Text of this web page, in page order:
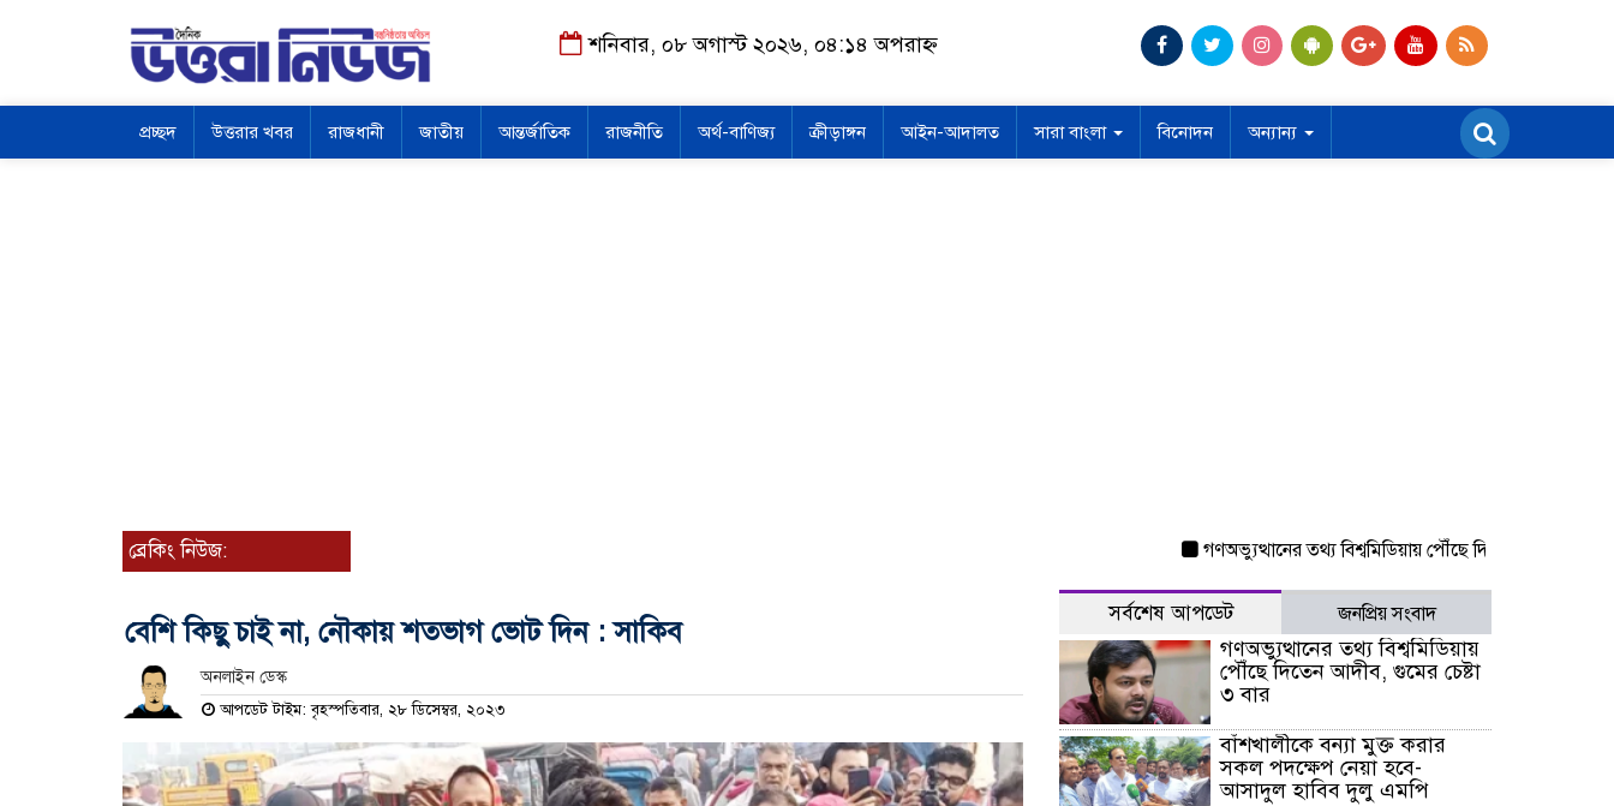
শনিবার, ০৮ অগাস্ট ২০২৬, ০৪:১৪ অপরাহ্ন
প্রচ্ছদ উত্তরার খবর রাজধানী জাতীয় আন্তর্জাতিক রাজনীতি অর্থ-বাণিজ্য ক্রীড়াঙ্গন আইন-আদালত সারা বাংলা বিনোদন অন্যান্য
ব্রেকিং নিউজ: গণঅভ্যুত্থানের তথ্য বিশ্বমিডিয়ায় পৌঁছে দিতেন আদীব, গুমের
বেশি কিছু চাই না, নৌকায় শতভাগ ভোট দিন : সাকিব
অনলাইন ডেস্ক
আপডেট টাইম: বৃহস্পতিবার, ২৮ ডিসেম্বর, ২০২৩
সর্বশেষ আপডেট জনপ্রিয় সংবাদ
গণঅভ্যুত্থানের তথ্য বিশ্বমিডিয়ায়
পৌঁছে দিতেন আদীব, গুমের চেষ্টা
৩ বার
বাঁশখালীকে বন্যা মুক্ত করার
সকল পদক্ষেপ নেয়া হবে-
আসাদুল হাবিব দুলু এমপি